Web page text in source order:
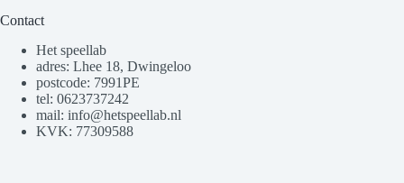
Contact
Het speellab
adres: Lhee 18, Dwingeloo
postcode: 7991PE
tel: 0623737242
mail: info@hetspeellab.nl
KVK: 77309588